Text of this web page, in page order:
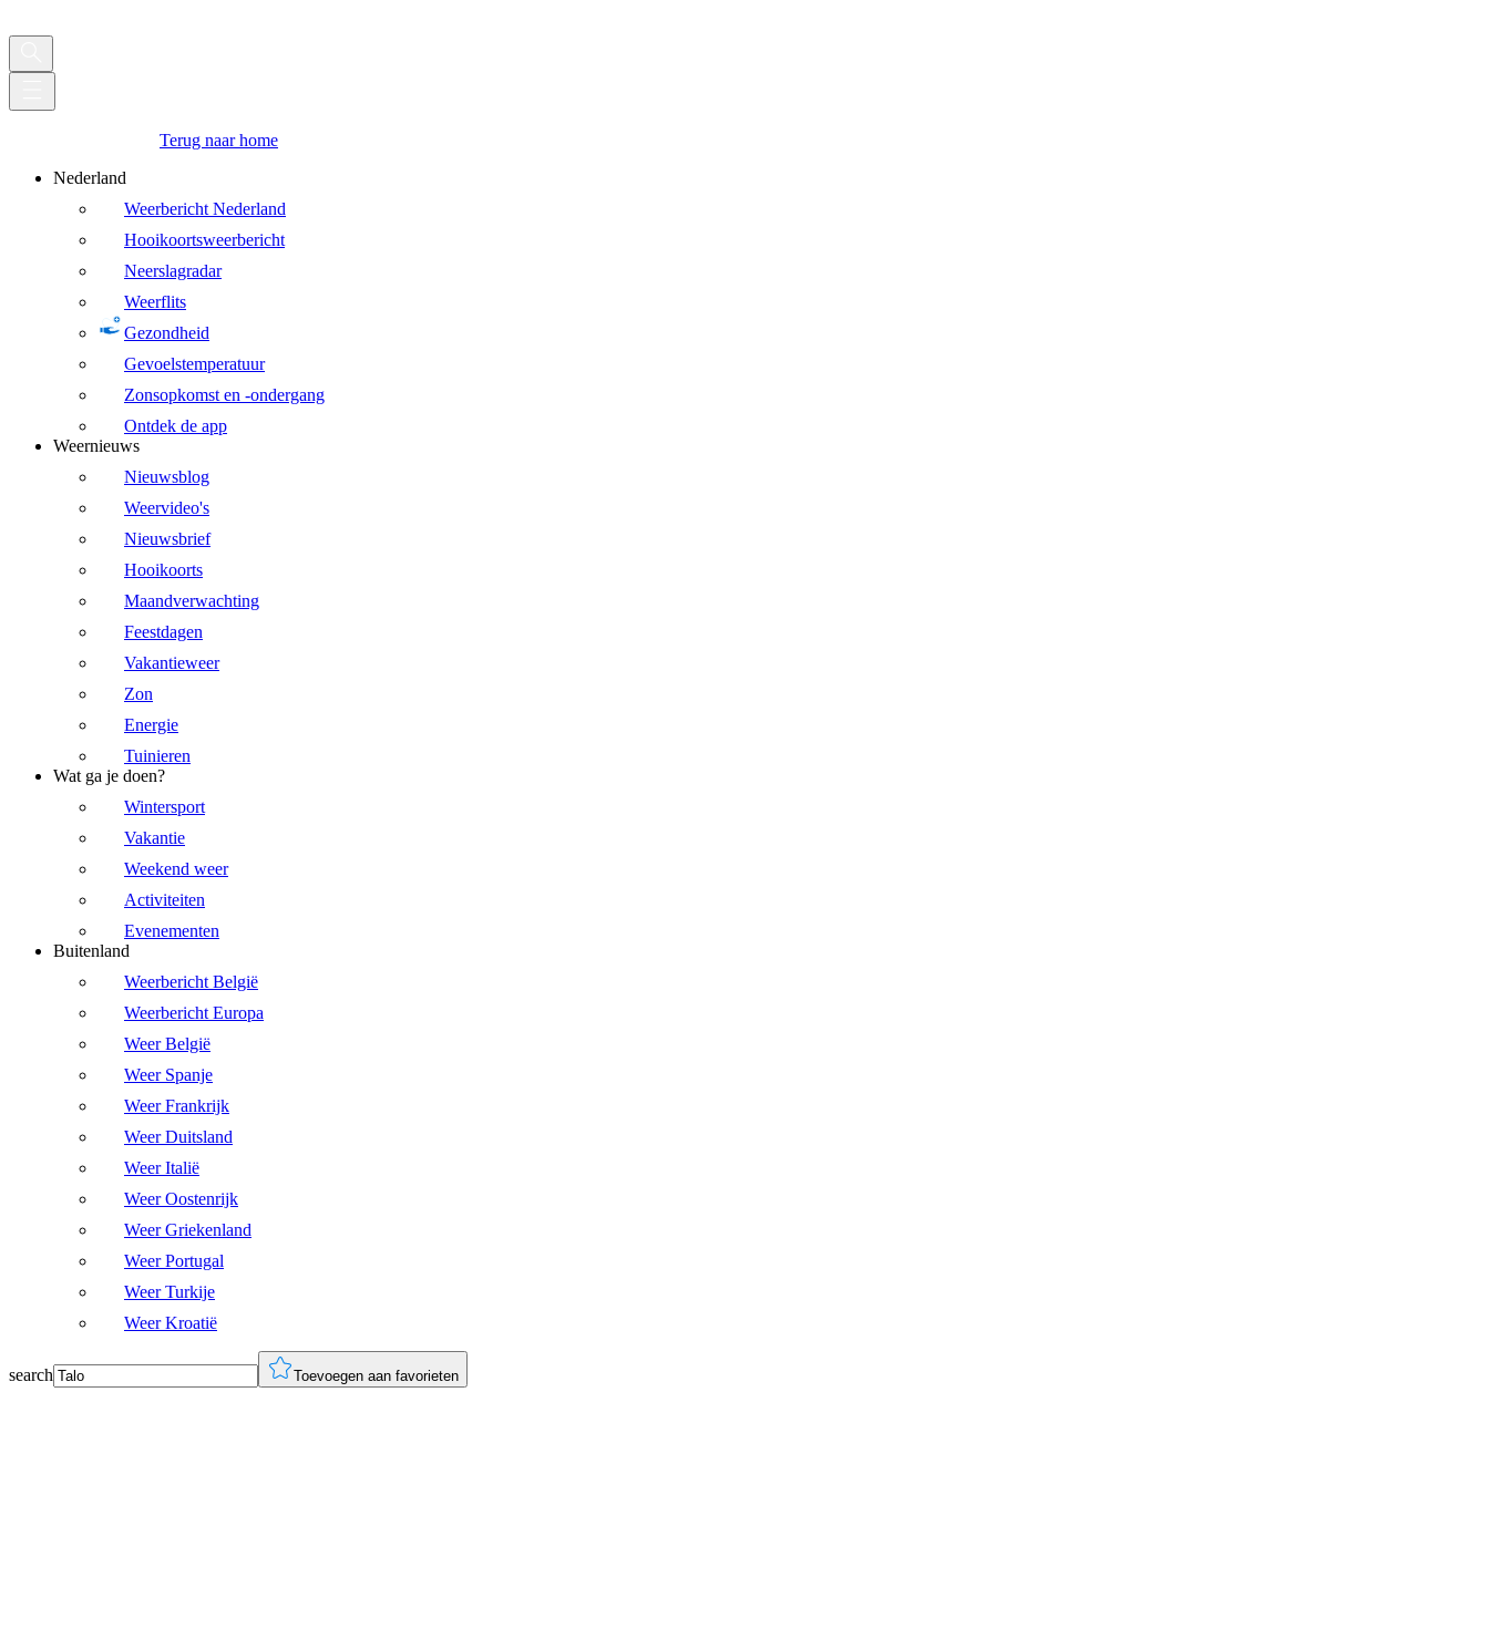
Terug naar home
Nederland
Weerbericht Nederland
Hooikoortsweerbericht
Neerslagradar
Weerflits
Gezondheid
Gevoelstemperatuur
Zonsopkomst en -ondergang
Ontdek de app
Weernieuws
Nieuwsblog
Weervideo's
Nieuwsbrief
Hooikoorts
Maandverwachting
Feestdagen
Vakantieweer
Zon
Energie
Tuinieren
Wat ga je doen?
Wintersport
Vakantie
Weekend weer
Activiteiten
Evenementen
Buitenland
Weerbericht België
Weerbericht Europa
Weer België
Weer Spanje
Weer Frankrijk
Weer Duitsland
Weer Italië
Weer Oostenrijk
Weer Griekenland
Weer Portugal
Weer Turkije
Weer Kroatië
search Toevoegen aan favorieten